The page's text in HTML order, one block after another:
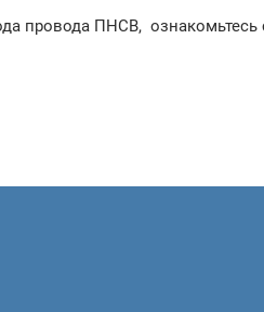
провода ПНСВ, ознакомьтесь